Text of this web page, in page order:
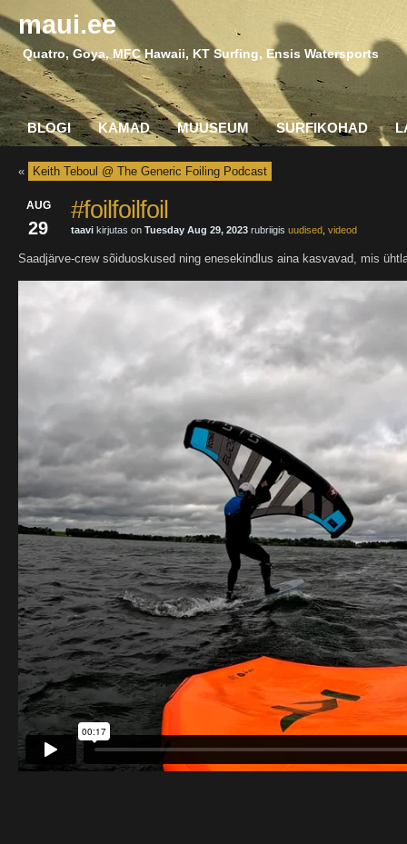
maui.ee
Quatro, Goya, MFC Hawaii, KT Surfing, Ensis Watersports
BLOGI KAMAD MUUSEUM SURFIKOHAD
« Keith Teboul @ The Generic Foiling Podcast
AUG
29
#foilfoilfoil
taavi kirjutas on Tuesday Aug 29, 2023 rubriigis uudised videod
Saadjärve-crew sõiduoskused ning enesekindlus aina kasvavad, mis